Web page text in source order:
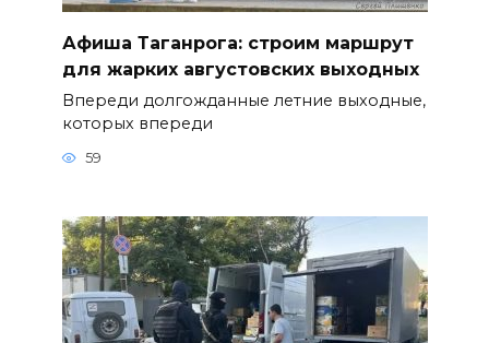
Афиша Таганрога: строим маршрут
для жарких августовских выходных
Впереди долгожданные летние выходные,
которых впереди
59